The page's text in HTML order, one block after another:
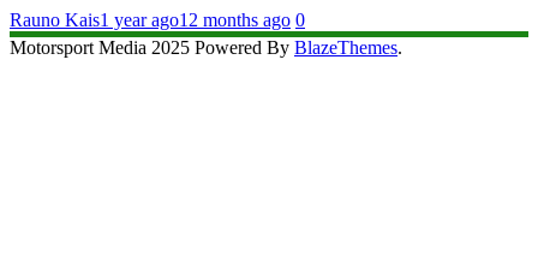
Rauno Kais1 year ago12 months ago 0
Motorsport Media 2025 Powered By BlazeThemes.